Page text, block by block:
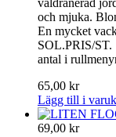
väldränerad
och mjuka.
En mycket
SOL.PRIS/
antal i
65,00 kr
Lägg till i
69,00 kr